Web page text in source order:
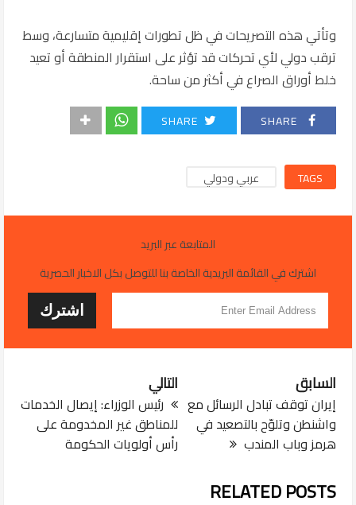
وتأتي هذه التصريحات في ظل تطورات إقليمية متسارعة، وسط
ترقب دولي لأي تحركات قد تؤثر على استقرار المنطقة أو تعيد
خلط أوراق الصراع في أكثر من ساحة.
SHARE
SHARE
TAGS عربي ودولي
المتابعة عبر البريد
اشترك في القائمة البريدية الخاصة بنا للتوصل بكل الاخبار الحصرية
التالي
رئيس الوزراء: إيصال الخدمات
للمناطق غير المخدومة على
رأس أولويات الحكومة
السابق
إيران توقف تبادل الرسائل مع
واشنطن وتلوّح بالتصعيد في
هرمز وباب المندب
RELATED POSTS